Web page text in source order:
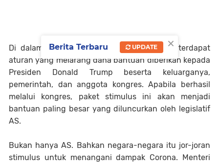
Di dalam paket stimulus ini nantinya juga terdapat
aturan yang melarang dana bantuan diberikan kepada
Presiden Donald Trump beserta keluarganya,
pemerintah, dan anggota kongres. Apabila berhasil
melalui kongres, paket stimulus ini akan menjadi
bantuan paling besar yang diluncurkan oleh legislatif
AS.
Bukan hanya AS. Bahkan negara-negara itu jor-joran
stimulus untuk menangani dampak Corona. Menteri
×
Berita Terbaru UPDATE